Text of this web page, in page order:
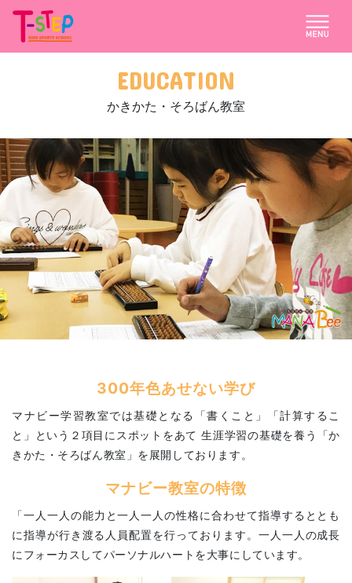
EDUCATION
かきかた・そろばん教室
300年色あせない学び
マナビー学習教室では基礎となる「書くこと」「計算するこ
と」という２項目にスポットをあて 生涯学習の基礎を養う「か
きかた・そろばん教室」を展開しております。
マナビー教室の特徴
「一人一人の能力と一人一人の性格に合わせて指導するととも
に指導が行き渡る人員配置を行っております。 ​一人一人の成長
にフォーカスしてパーソナルハートを大事にしています。